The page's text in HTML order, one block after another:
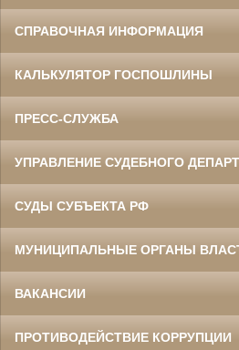
СПРАВОЧНАЯ ИНФОРМАЦИЯ
КАЛЬКУЛЯТОР ГОСПОШЛИНЫ
ПРЕСС-СЛУЖБА
УПРАВЛЕНИЕ СУДЕБНОГО
СУДЫ СУБЪЕКТА РФ
МУНИЦИПАЛЬНЫЕ ОРГАНЫ
ВАКАНСИИ
ПРОТИВОДЕЙСТВИЕ КОРРУПЦИИ